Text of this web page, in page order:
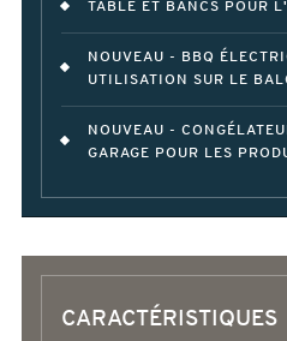
TABLE ET BANCS POUR
NOUVEAU - BBQ
UTILISATION SUR LE
NOUVEAU -
GARAGE POUR LES
CARACTÉRISTIQUES